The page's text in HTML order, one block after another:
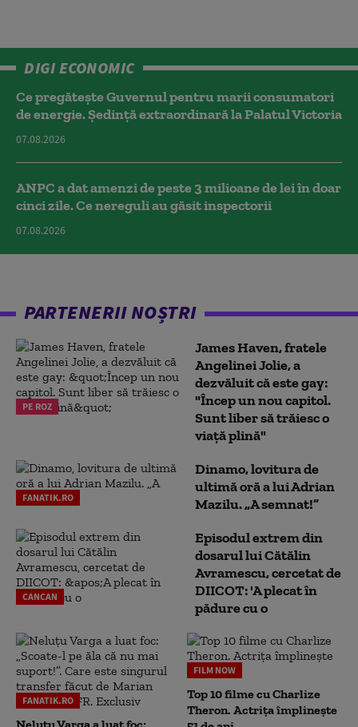
DIGI ECONOMIC
Ce pregătește Guvernul pentru marii consumatori
de energie. Ședință extraordinară la Palatul Victoria
07.08.2026
ANPC a dat amenzi de peste 3 milioane de lei în doar
cinci zile. Ce nereguli au găsit inspectorii
07.08.2026
PARTENERII NOȘTRI
PE ROZ
James Haven, fratele
Angelinei Jolie, a
dezvăluit că este gay:
"Încep un nou capitol.
Sunt liber să trăiesc o
viață plină"
FANATIK.RO
Dinamo, lovitura de
ultimă oră a lui Adrian
Mazilu. „A semnat!”
CANCAN
Episodul extrem din
dosarul lui Cătălin
Avramescu, cercetat de
DIICOT: 'A plecat în
pădure cu o
FANATIK.RO
Neluțu Varga a luat foc:
FILM NOW
Top 10 filme cu Charlize
Theron. Actrița împlinește